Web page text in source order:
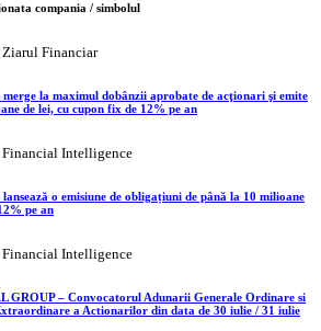
compania / simbolul
Financiar
la maximul dobânzii aprobate de acţionari şi emite
de lei, cu cupon fix de 12% pe an
Intelligence
o emisiune de obligațiuni de până la 10 milioane
pe an
Intelligence
GROUP – Convocatorul Adunarii Generale Ordinare si
a Actionarilor din data de 30 iulie / 31 iulie